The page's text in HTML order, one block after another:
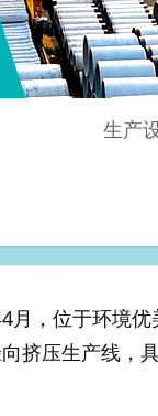
生产
，位于环境
挤压生产线，